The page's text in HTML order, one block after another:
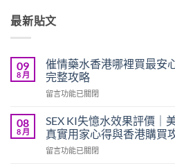
最新貼文
09
8 月
催情藥水香港哪裡買最安
完整攻略
在
情
藥
水
香
留言功能已關閉
08
8 月
SEX KI失憶水效果評價｜
真實用家心得與香港購買
在
留言功能已關閉